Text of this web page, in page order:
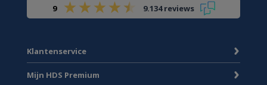
9 9.134 reviews
Klantenservice
Mijn HDS Premium